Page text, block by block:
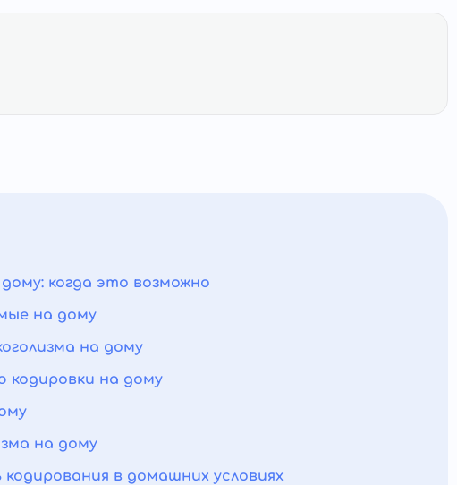
когда это возможно
на дому
на дому
кодировки на дому
на дому
в домашних условиях